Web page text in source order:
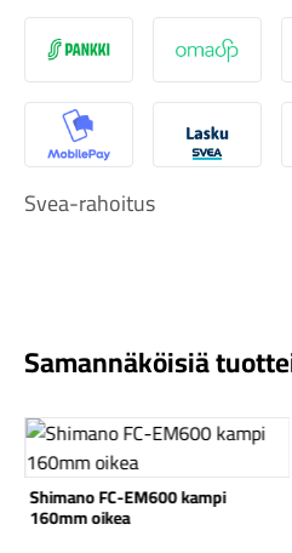
Komponentit
S-Pankki Omasp
MobilePay Svea
Svea-rahoitus
Samannäköisiä
Katso tuote
Shimano FC-EM600 kampi
160mm oikea